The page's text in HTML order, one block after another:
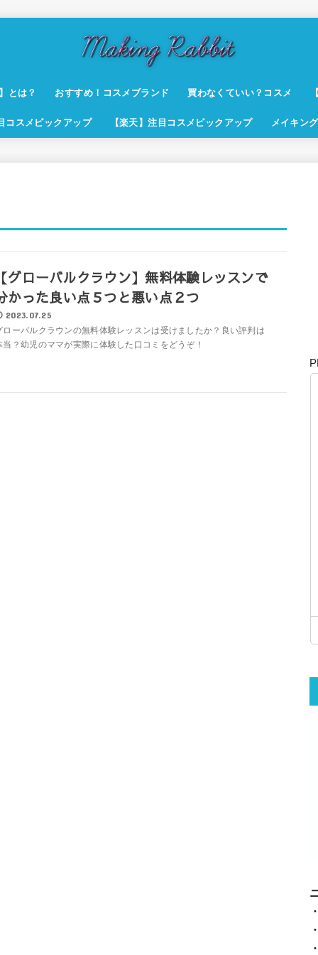
とは？ おすすめ！コスメブランド 買わなくていい？コスメ
コスメピックアップ 【楽天】注目コスメピックアップ メイキン
グローバルクラウン】無料体験レッスンで
かった良い点５つと悪い点２つ
2023.07.25
ローバルクラウンの無料体験レッスンは受けましたか？良い評判は
当？幼児のママが実際に体験した口コミをどうぞ！